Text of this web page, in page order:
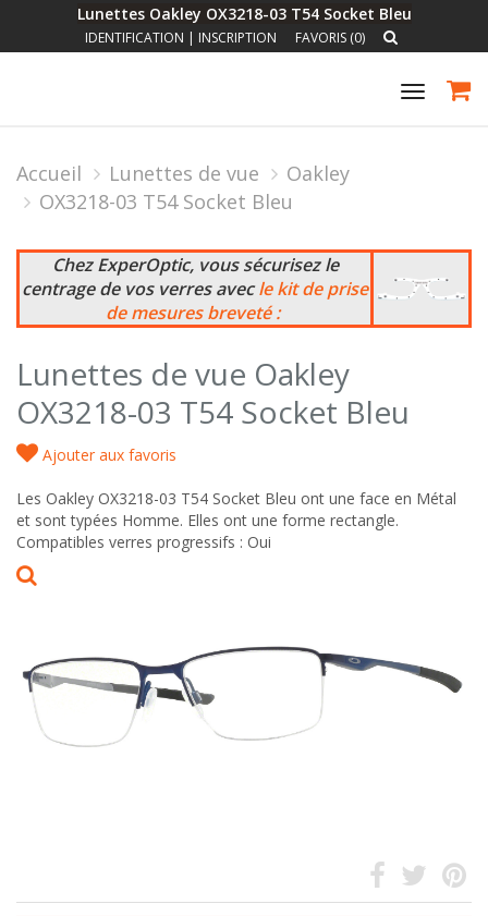
Lunettes Oakley OX3218-03 T54 Socket Bleu
IDENTIFICATION | INSCRIPTION FAVORIS (0)
Toggle
Accueil Lunettes de vue
Oakley
OX3218-03 T54 Socket Bleu
Chez ExperOptic, vous sécurisez le
centrage de vos verres avecle kit de prise
de mesures breveté :
Lunettes de vue Oakley
OX3218-03 T54 Socket Bleu
Ajouter aux favoris
Les Oakley OX3218-03 T54 Socket Bleu ont une face en Métal
et sont typées Homme. Elles ont une forme rectangle.
Compatibles verres progressifs : Oui